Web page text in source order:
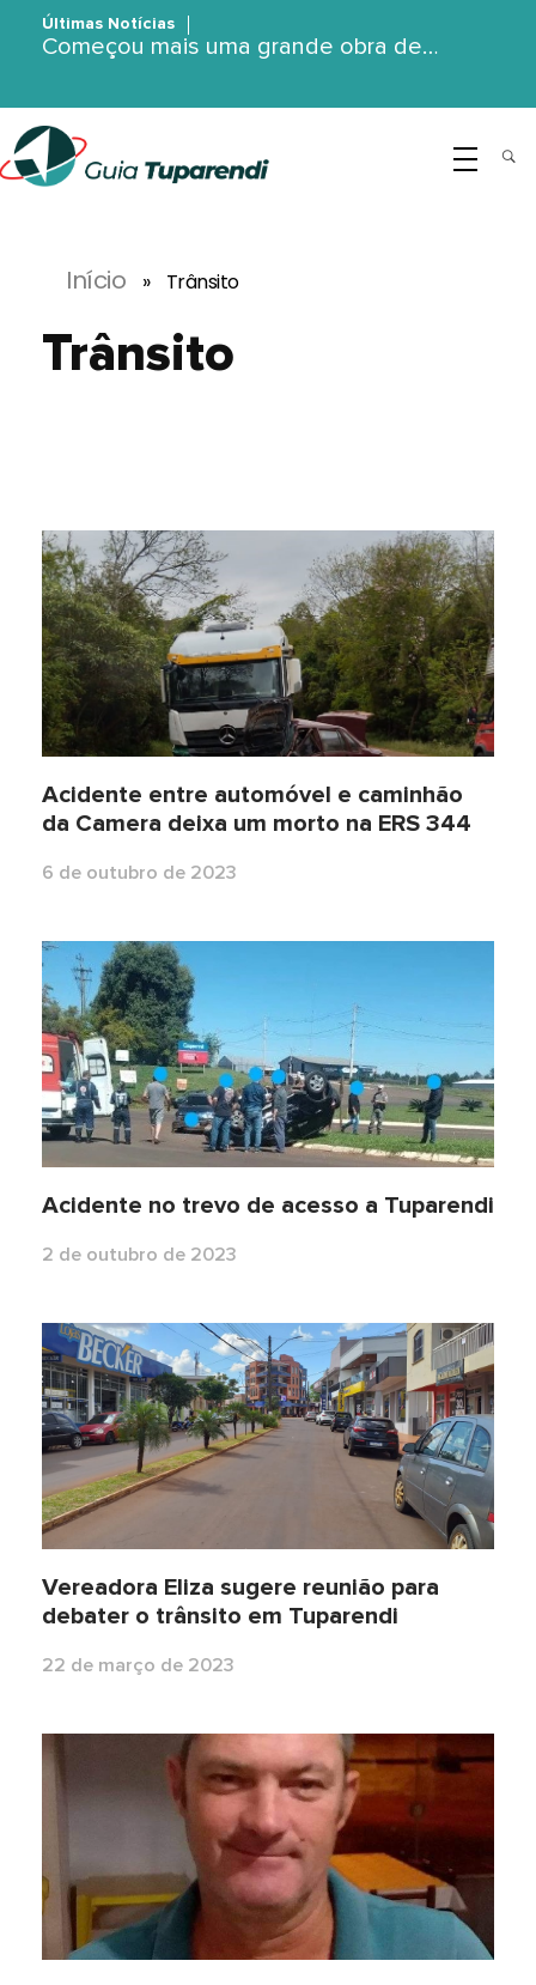
Últimas Notícias
Começou mais uma grande obra de…
Início » Trânsito
Trânsito
Acidente entre automóvel e caminhão
da Camera deixa um morto na ERS 344
6 de outubro de 2023
Acidente no trevo de acesso a Tuparendi
2 de outubro de 2023
Vereadora Eliza sugere reunião para
debater o trânsito em Tuparendi
22 de março de 2023